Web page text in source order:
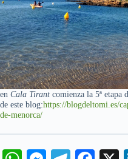
en Cala Tirant comienza la 5ª etapa
de este blog:https://blogdeltomi.es/
de-menorca/